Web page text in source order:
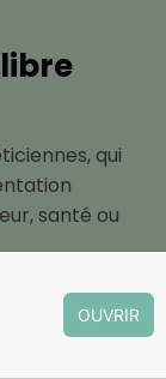
qui
santé ou
OUVRIR